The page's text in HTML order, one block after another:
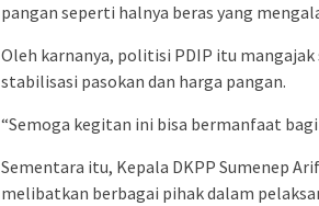
pangan seperti halnya beras yang
Oleh karnanya, politisi PDIP itu
stabilisasi pasokan dan harga pangan.
“Semoga kegitan ini bisa bermanfaat
Sementara itu, Kepala DKPP Sumenep
melibatkan berbagai pihak dalam